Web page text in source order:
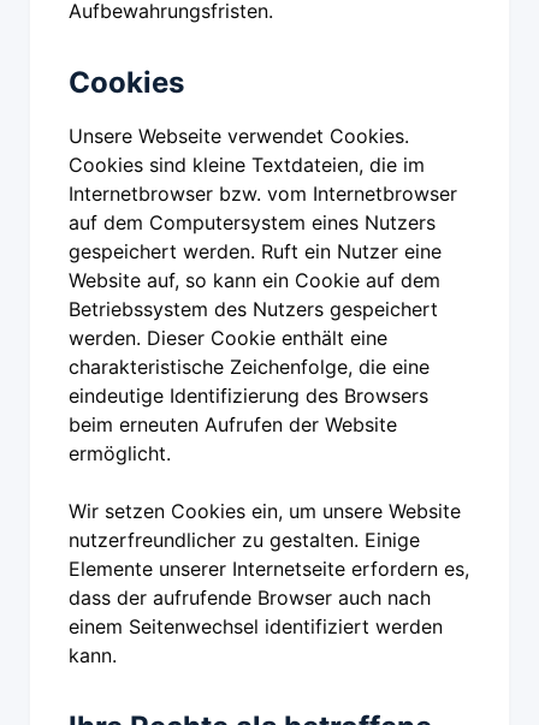
Aufbewahrungsfristen.
Cookies
Unsere Webseite verwendet Cookies.
Cookies sind kleine Textdateien, die im
Internetbrowser bzw. vom Internetbrowser
auf dem Computersystem eines Nutzers
gespeichert werden. Ruft ein Nutzer eine
Website auf, so kann ein Cookie auf dem
Betriebssystem des Nutzers gespeichert
werden. Dieser Cookie enthält eine
charakteristische Zeichenfolge, die eine
eindeutige Identifizierung des Browsers
beim erneuten Aufrufen der Website
ermöglicht.
Wir setzen Cookies ein, um unsere Website
nutzerfreundlicher zu gestalten. Einige
Elemente unserer Internetseite erfordern es,
dass der aufrufende Browser auch nach
einem Seitenwechsel identifiziert werden
kann.